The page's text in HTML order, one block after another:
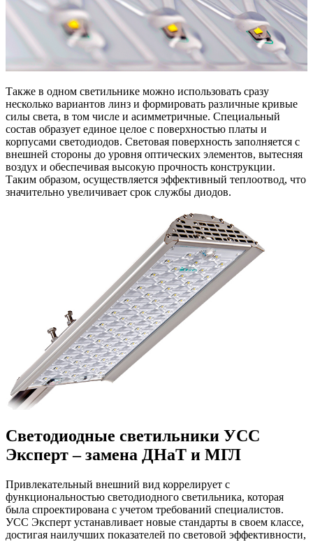
Также в одном светильнике можно использовать сразу
несколько вариантов линз и формировать различные кривые
силы света, в том числе и асимметричные. Специальный
состав образует единое целое с поверхностью платы и
корпусами светодиодов. Световая поверхность заполняется с
внешней стороны до уровня оптических элементов, вытесняя
воздух и обеспечивая высокую прочность конструкции.
Таким образом, осуществляется эффективный теплоотвод, что
значительно увеличивает срок службы диодов.
Светодиодные светильники УСС
Эксперт – замена ДНаТ и МГЛ
Привлекательный внешний вид коррелирует с
функциональностью светодиодного светильника, которая
была спроектирована с учетом требований специалистов.
УСС Эксперт устанавливает новые стандарты в своем классе,
достигая наилучших показателей по световой эффективности,